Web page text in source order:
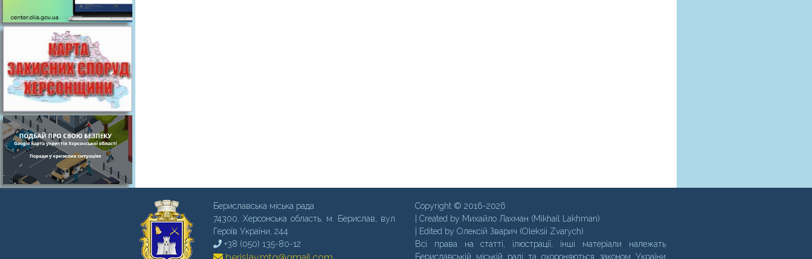
Бериславська міська рада
74300, Херсонська область, м. Бериcлав, вул.
Героїв України, 244
+38 (050) 135-80-12
Copyright © 2016-2026
| Created by Михайло Лахман (Mikhail Lakhman)
| Edited by Олексій Зварич (Oleksii Zvarych)
Всі права на статті, ілюстрації, інші матеріали належать
Бериславській міській раді та охороняються законом України